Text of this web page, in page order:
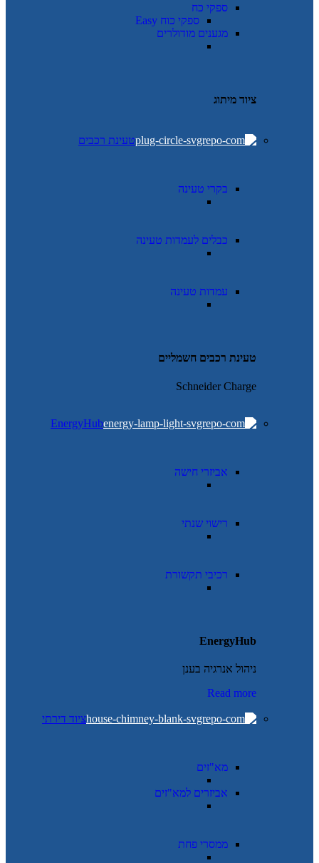
ספקי כח
ספקי כוח Easy
מגענים מודולרים
ציוד מיתוג
טעינת רכבים
בקרי טעינה
כבלים לעמדות טעינה
עמדות טעינה
טעינת רכבים חשמליים
Schneider Charge
EnergyHub
אביזרי חישה
רישוי שנתי
רכיבי תקשורת
EnergyHub
ניהול אנרגיה בענן
Read more
ציוד דירתי
מא"זים
אביזרים למא"זים
ממסרי פחת